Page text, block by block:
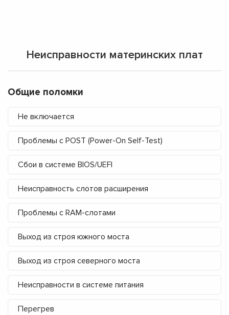
Неисправности материнских плат
Общие поломки
Не включается
Проблемы с POST (Power-On Self-Test)
Сбои в системе BIOS/UEFI
Неисправность слотов расширения
Проблемы с RAM-слотами
Выход из строя южного моста
Выход из строя северного моста
Неисправности в системе питания
Перегрев